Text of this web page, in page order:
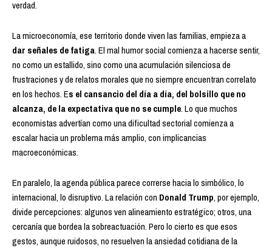
verdad.
La microeconomía, ese territorio donde viven las familias, empieza a
dar señales de fatiga. El mal humor social comienza a hacerse sentir,
no como un estallido, sino como una acumulación silenciosa de
frustraciones y de relatos morales que no siempre encuentran correlato
en los hechos. Es el cansancio del día a día, del bolsillo que no
alcanza, de la expectativa que no se cumple. Lo que muchos
economistas advertían como una dificultad sectorial comienza a
escalar hacia un problema más amplio, con implicancias
macroeconómicas.
En paralelo, la agenda pública parece correrse hacia lo simbólico, lo
internacional, lo disruptivo. La relación con Donald Trump, por ejemplo,
divide percepciones: algunos ven alineamiento estratégico; otros, una
cercanía que bordea la sobreactuación. Pero lo cierto es que esos
gestos, aunque ruidosos, no resuelven la ansiedad cotidiana de la